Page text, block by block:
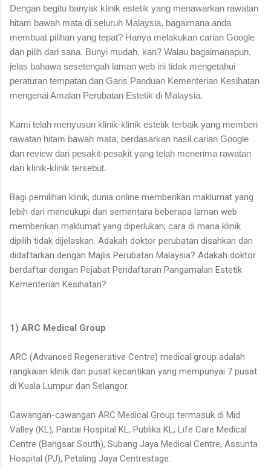
Dengan begitu banyak klinik estetik yang menawarkan rawatan
hitam bawah mata di seluruh Malaysia, bagaimana anda
membuat pilihan yang tepat? Hanya melakukan carian Google
dan pilih dari sana. Bunyi mudah, kan? Walau bagaimanapun,
jelas bahawa sesetengah laman web ini tidak mengetahui
peraturan tempatan dan Garis Panduan Kementerian Kesihatan
mengenai Amalan Perubatan Estetik di Malaysia.
Kami telah menyusun klinik-klinik estetik terbaik yang memberi
rawatan hitam bawah mata, berdasarkan hasil carian Google
dan review dari pesakit-pesakit yang telah menerima rawatan
dari klinik-klinik tersebut.
Bagi pemilihan klinik, dunia online memberikan maklumat yang
lebih dari mencukupi dan sementara beberapa laman web
memberikan maklumat yang diperlukan; cara di mana klinik
dipilih tidak dijelaskan. Adakah doktor perubatan disahkan dan
didaftarkan dengan Majlis Perubatan Malaysia? Adakah doktor
berdaftar dengan Pejabat Pendaftaran Pangamalan Estetik
Kementerian Kesihatan?
1) ARC Medical Group
ARC (Advanced Regenerative Centre) medical group adalah
rangkaian klinik dan pusat kecantikan yang mempunyai 7 pusat
di Kuala Lumpur dan Selangor.
Cawangan-cawangan ARC Medical Group termasuk di Mid
Valley (KL), Pantai Hospital KL, Publika KL, Life Care Medical
Centre (Bangsar South), Subang Jaya Medical Centre, Assunta
Hospital (PJ), Petaling Jaya Centrestage.